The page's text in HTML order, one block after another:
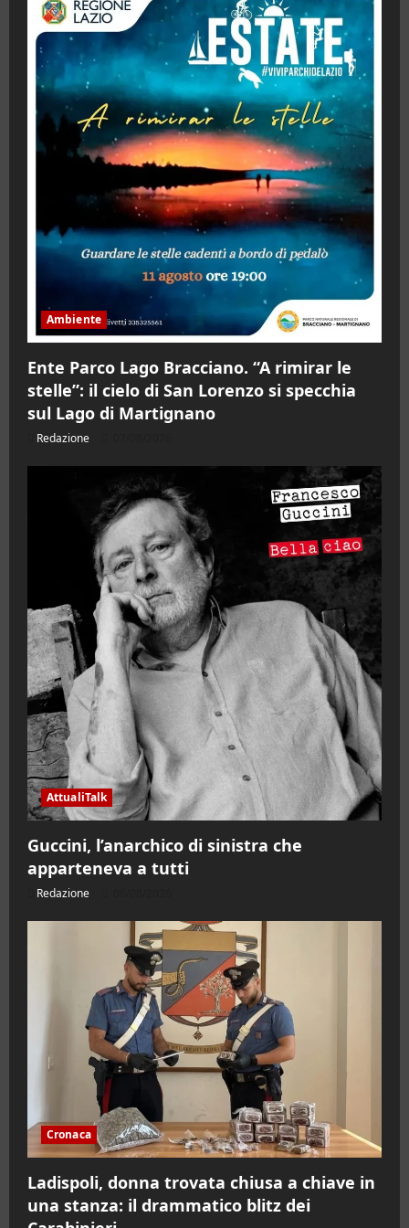
Ambiente
Ente Parco Lago Bracciano. “A rimirar le
stelle”: il cielo di San Lorenzo si specchia
sul Lago di Martignano
Redazione
AttualiTalk
Guccini, l’anarchico di sinistra che
apparteneva a tutti
Redazione
Cronaca
Ladispoli, donna trovata chiusa a chiave in
una stanza: il drammatico blitz dei